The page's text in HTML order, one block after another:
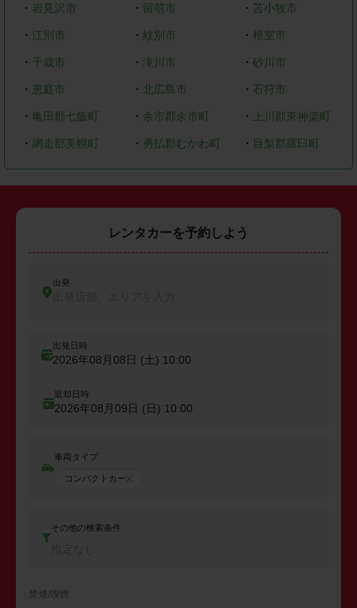
・ 岩見沢市 ・ 留萌市 ・苫小牧市
・ 江別市 ・ 紋別市 ・ 根室市
・ 千歳市 ・ 滝川市 ・砂川市
・ 恵庭市 ・ 北広島市 ・ 石狩市
・ 亀田郡七飯町 ・ 余市郡余市町 ・ 上川郡東神楽町
・ 網走郡美幌町 ・ 勇払郡むかわ町 ・ 目梨郡羅臼町
レンタカーを予約しよう
出発
出発日時
2026年08月08日 (土) 10:00
返却日時
2026年08月09日 (日) 10:00
車両タイプ
コンパクトカー
その他の検索条件
禁煙/喫煙